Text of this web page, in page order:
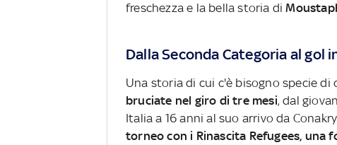
freschezza e la bella storia di
Dalla Seconda Categoria al gol
Una storia di cui c'è bisogno specie
bruciate nel giro di tre mesi, dal
Italia a 16 anni al suo arrivo da
torneo con i Rinascita Refugees, una